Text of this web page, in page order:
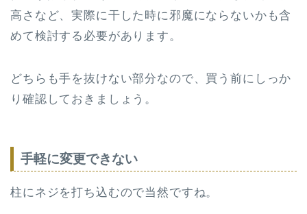
高さなど、実際に干した時に邪魔にならないかも含
めて検討する必要があります。
どちらも手を抜けない部分なので、買う前にしっか
り確認しておきましょう。
手軽に変更できない
柱にネジを打ち込むので当然ですね。